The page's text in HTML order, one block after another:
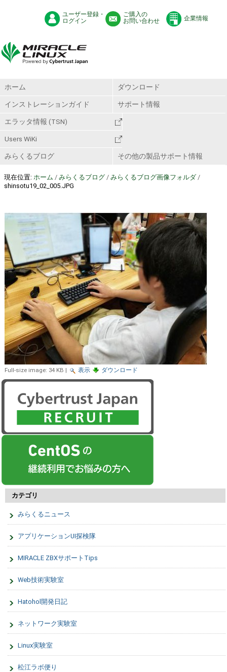
ユーザー登録・
ログイン
ご購入の
お問い合わせ
企業情報
ホーム ダウンロード
インストレーションガイド サポート情報
エラッタ情報 (TSN)
Users WiKi
みらくるブログ その他の製品サポート情報
現在位置: ホーム / みらくるブログ / みらくるブログ画像フォルダ /
shinsotu19_02_005.JPG
Full-size image: 34 KB | 表示 ダウンロード
カテゴリ
みらくるニュース
アプリケーションUI探検隊
MIRACLE ZBXサポートTips
Web技術実験室
Hatohol開発日記
ネットワーク実験室
Linux実験室
松江ラボ便り